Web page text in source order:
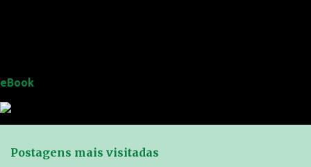
eBook
Postagens mais visitadas